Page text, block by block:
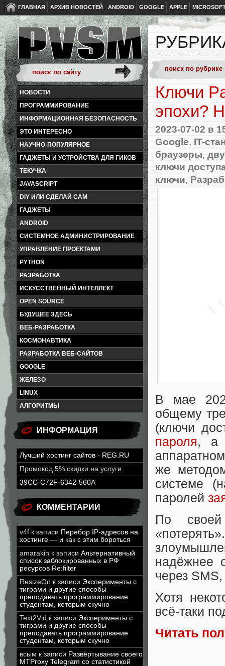
ГЛАВНАЯ АРХИВ НОВОСТЕЙ ANDROID GOOGLE APPLE
НОВОСТИ
ПРОГРАММИРОВАНИЕ
ИНФОРМАЦИОННАЯ БЕЗОПАСНОСТЬ
ЭТО ИНТЕРЕСНО
НАУЧНО-ПОПУЛЯРНОЕ
ГАДЖЕТЫ И УСТРОЙСТВА ДЛЯ ГИКОВ
ТЕКУЧКА
JAVASCRIPT
DIY ИЛИ СДЕЛАЙ САМ
ГАДЖЕТЫ
ANDROID
СИСТЕМНОЕ АДМИНИСТРИРОВАНИЕ
УПРАВЛЕНИЕ ПРОЕКТАМИ
PYTHON
РАЗРАБОТКА
ИСКУССТВЕННЫЙ ИНТЕЛЛЕКТ
OPEN SOURCE
БУДУЩЕЕ ЗДЕСЬ
ВЕБ-РАЗРАБОТКА
КОСМОНАВТИКА
РАЗРАБОТКА ВЕБ-САЙТОВ
GOOGLE
ЖЕЛЕЗО
LINUX
АЛГОРИТМЫ
ИНФОРМАЦИЯ
Лучший хостинг сайтов - REG.RU
Промокод 5% скидки на услуги
39CC-C72F-6342-560A
КОММЕНТАРИИ
v4f к записи Перебор IP-адресов на
хостинге — и как с этим бороться
amarakin к записи Альтернативный
список заблокированных в РФ
ресурсов Re:filter
ResizeOn к записи Эксперименты с
тиграми и другие способы
преподавать программирование
студентам, которым скучно
Text2Vid к записи Эксперименты с
тиграми и другие способы
преподавать программирование
студентам, которым скучно
всым к записи Развёртывание своего
MTProxy Telegram со статистикой
Ключи
эпохи?
2023-07-02 в
Google, IT-
браузеры,
ключи
ключи,
В мае
общему
(ключи
пароля, а
же
системе
паролей
По своей
надёжнее
через
Хотя
всё-таки
Читать